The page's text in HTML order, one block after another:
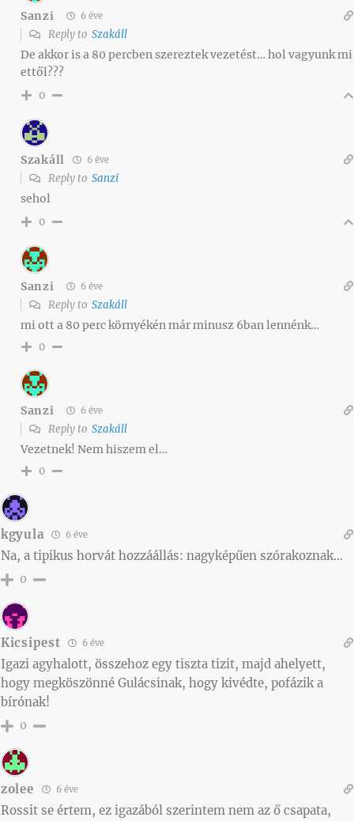
Sanzi 6 éve
Reply to Szakáll
De akkor is a 80 percben szereztek vezetést… hol vagyunk mi
ettől???
0
Szakáll 6 éve
Reply to Sanzi
sehol
0
Sanzi 6 éve
Reply to Szakáll
mi ott a 80 perc környékén már minusz 6ban lennénk…
0
Sanzi 6 éve
Reply to Szakáll
Vezetnek! Nem hiszem el…
0
kgyula 6 éve
Na, a tipikus horvát hozzáállás: nagyképűen szórakoznak…
0
Kicsipest 6 éve
Igazi agyhalott, összehoz egy tiszta tizit, majd ahelyett,
hogy megköszönné Gulácsinak, hogy kivédte, pofázik a
bírónak!
0
zolee 6 éve
Rossit se értem, ez igazából szerintem nem az ő csapata,